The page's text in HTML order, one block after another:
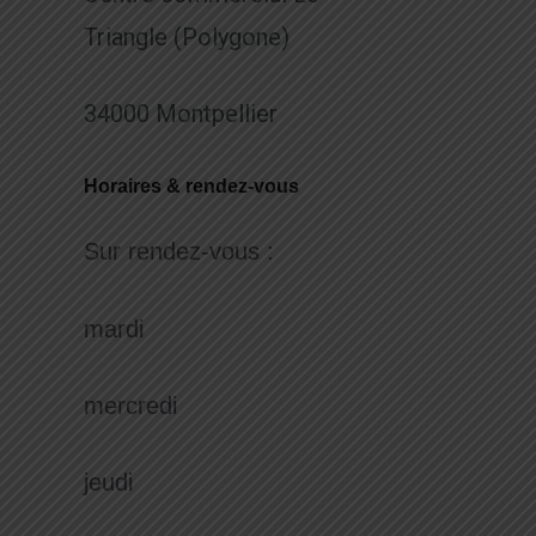
Triangle (Polygone)
34000 Montpellier
Horaires & rendez-vous
Sur rendez-vous :
mardi
mercredi
jeudi